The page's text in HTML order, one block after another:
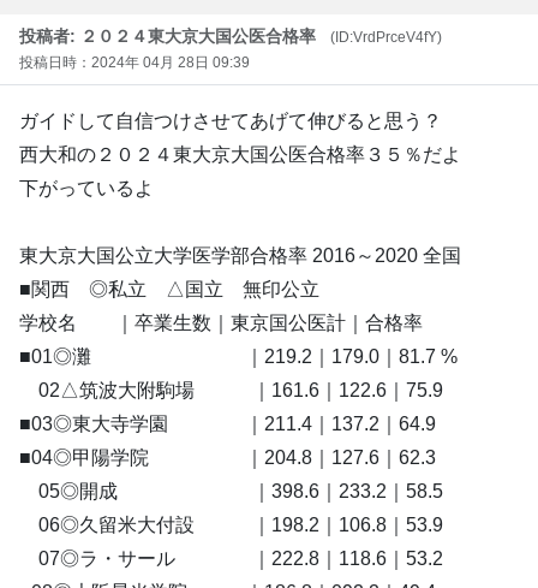
投稿者: ２０２４東大京大国公医合格率
(ID:VrdPrceV4fY)
投稿日時：2024年 04月 28日 09:39
ガイドして自信つけさせてあげて伸びると思う？
西大和の２０２４東大京大国公医合格率３５％だよ
下がっているよ
東大京大国公立大学医学部合格率 2016～2020 全国
■関西 ◎私立 △国立 無印公立
学校名 ｜卒業生数｜東京国公医計｜合格率
■01◎灘 ｜219.2｜179.0｜81.7 %
02△筑波大附駒場 ｜161.6｜122.6｜75.9
■03◎東大寺学園 ｜211.4｜137.2｜64.9
■04◎甲陽学院 ｜204.8｜127.6｜62.3
05◎開成 ｜398.6｜233.2｜58.5
06◎久留米大付設 ｜198.2｜106.8｜53.9
07◎ラ・サール ｜222.8｜118.6｜53.2